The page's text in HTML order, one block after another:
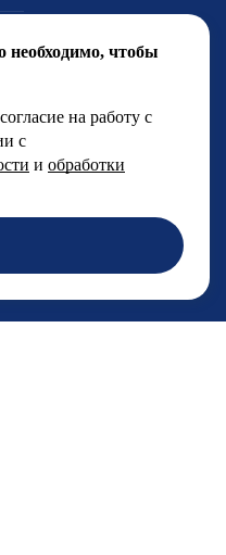
отдел
92-14
всем вопросам
необходимо, чтобы
на работу с
с
и обработки